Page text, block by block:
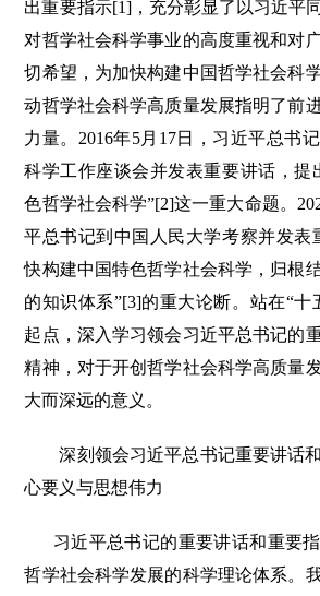
出重要指示[1]，充分彰显了以习近平
对哲学社会科学事业的高度重视和对
切希望，为加快构建中国哲学社会科
动哲学社会科学高质量发展指明了前
力量。2016年5月17日，习近平总书
科学工作座谈会并发表重要讲话，提
色哲学社会科学”[2]这一重大命题。
平总书记到中国人民大学考察并发表
快构建中国特色哲学社会科学，归根
的知识体系”[3]的重大论断。站在“十
起点，深入学习领会习近平总书记的
精神，对于开创哲学社会科学高质量
大而深远的意义。
深刻领会习近平总书记重要讲话
心要义与思想伟力
习近平总书记的重要讲话和重要
哲学社会科学发展的科学理论体系。